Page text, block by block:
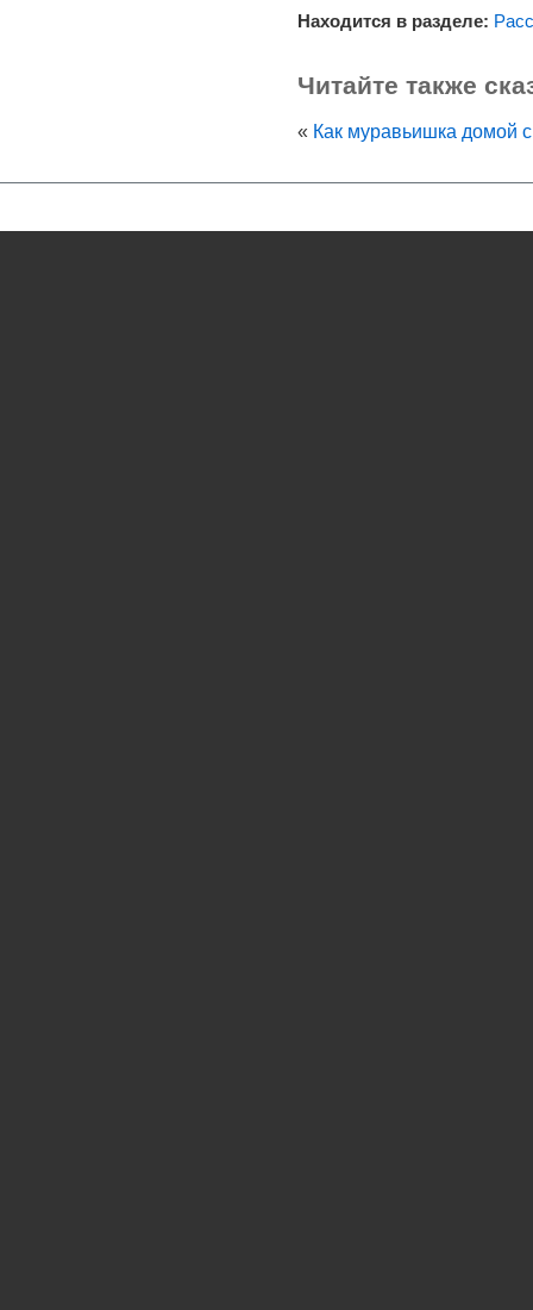
Находится в разделе:
Читайте также
« Как муравьишка домой